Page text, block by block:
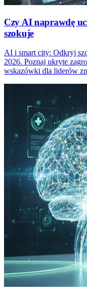
Czy AI naprawdę
szokuje
AI i smart city: Odkryj
2026. Poznaj ukryte
wskazówki dla liderów